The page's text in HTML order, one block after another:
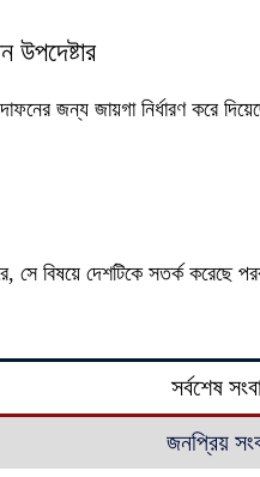
উপদেষ্টার
জন্য জায়গা নির্ধারণ করে
সে বিষয়ে দেশটিকে সতর্ক
সর্বশেষ
জনপ্রিয়